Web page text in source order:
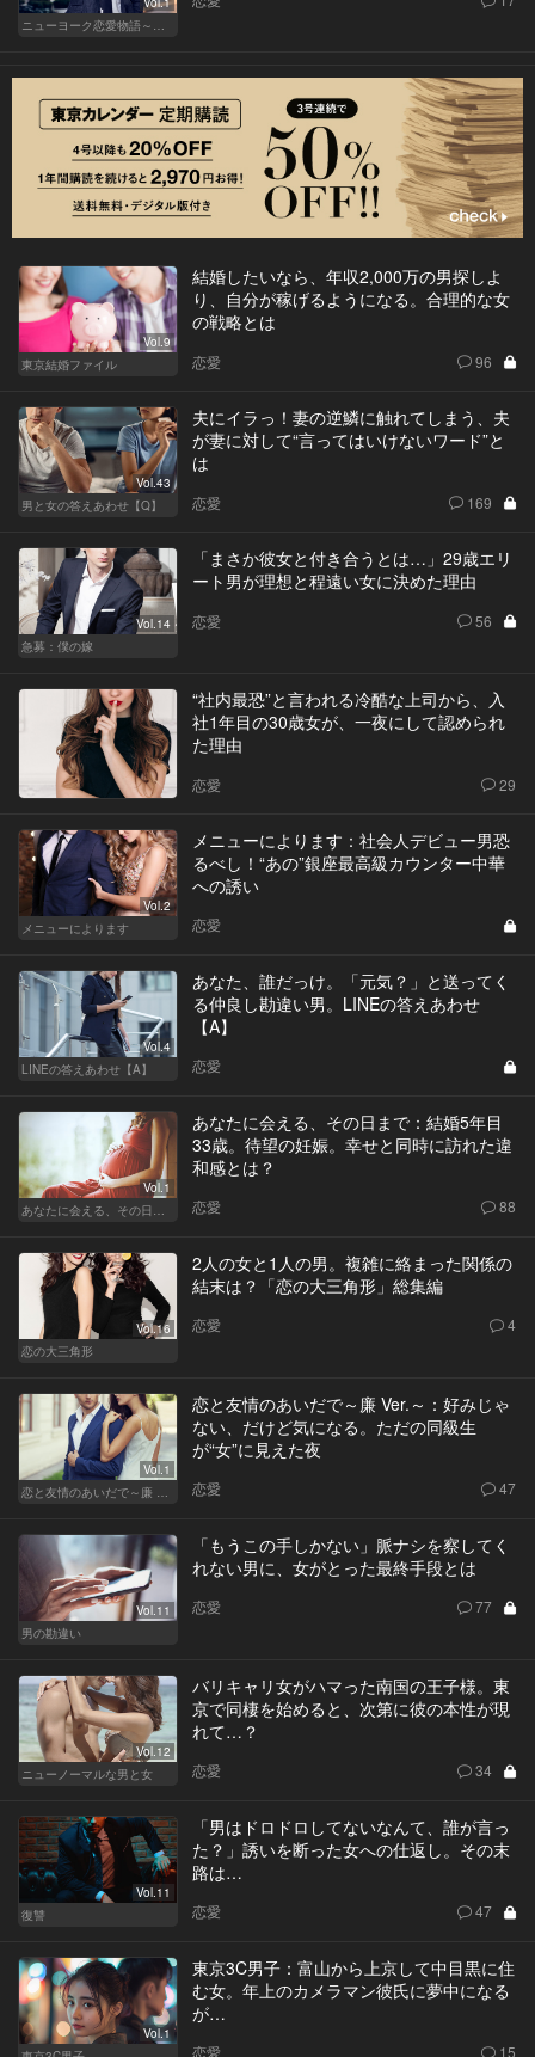
ニューヨーク恋愛物語～商社マン遥斗の場合～
Vol.9
東京結婚ファイル
結婚したいなら、年収2,000万の男探しよ
り、自分が稼げるようになる。合理的な女
の戦略とは
恋愛 96
Vol.43
男と女の答えあわせ【Q】
夫にイラっ！妻の逆鱗に触れてしまう、夫
が妻に対して“言ってはいけないワード”と
は
恋愛 169
Vol.14
急募：僕の嫁
「まさか彼女と付き合うとは…」29歳エリ
ート男が理想と程遠い女に決めた理由
恋愛 56
“社内最恐”と言われる冷酷な上司から、入
社1年目の30歳女が、一夜にして認められ
た理由
恋愛 29
Vol.2
メニューによります
メニューによります：社会人デビュー男恐
るべし！“あの”銀座最高級カウンター中華
への誘い
恋愛
Vol.4
LINEの答えあわせ【A】
あなた、誰だっけ。「元気？」と送ってく
る仲良し勘違い男。LINEの答えあわせ
【A】
恋愛
Vol.1
あなたに会える、その日まで
あなたに会える、その日まで：結婚5年目
33歳。待望の妊娠。幸せと同時に訪れた違
和感とは？
恋愛 88
Vol.16
恋の大三角形
2人の女と1人の男。複雑に絡まった関係の
結末は？「恋の大三角形」総集編
恋愛 4
Vol.1
恋と友情のあいだで～廉 Ver.～
恋と友情のあいだで～廉 Ver.～：好みじゃ
ない、だけど気になる。ただの同級生
が“女”に見えた夜
恋愛 47
Vol.11
男の勘違い
「もうこの手しかない」脈ナシを察してく
れない男に、女がとった最終手段とは
恋愛 77
Vol.12
ニューノーマルな男と女
バリキャリ女がハマった南国の王子様。東
京で同棲を始めると、次第に彼の本性が現
れて…？
恋愛 34
Vol.11
復讐
「男はドロドロしてないなんて、誰が言っ
た？」誘いを断った女への仕返し。その末
路は…
恋愛 47
Vol.1
東京3C男子：富山から上京して中目黒に住
む女。年上のカメラマン彼氏に夢中になる
が…
恋愛 15